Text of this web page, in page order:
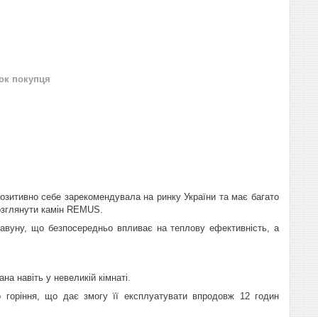
покупця
себе зарекомендувала на ринку України та має багато
камін REMUS.
що безпосередньо впливає на теплову ефективність, а
навіть у невеликій кімнаті.
що дає змогу її експлуатувати впродовж 12 годин